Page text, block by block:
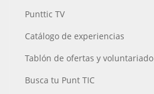
Punttic TV
Catálogo de experiencias
Tablón de ofertas y voluntariado
Busca tu Punt TIC